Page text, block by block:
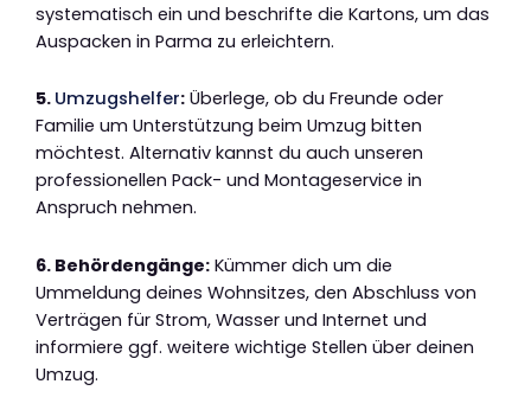
systematisch ein und beschrifte die Kartons, um das
Auspacken in Parma zu erleichtern.
5. Umzugshelfer: Überlege, ob du Freunde oder
Familie um Unterstützung beim Umzug bitten
möchtest. Alternativ kannst du auch unseren
professionellen Pack- und Montageservice in
Anspruch nehmen.
6. Behördengänge: Kümmer dich um die
Ummeldung deines Wohnsitzes, den Abschluss von
Verträgen für Strom, Wasser und Internet und
informiere ggf. weitere wichtige Stellen über deinen
Umzug.